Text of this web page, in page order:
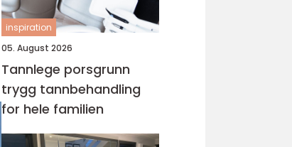
inspiration
05. August 2026
Tannlege porsgrunn
trygg tannbehandling
for hele familien